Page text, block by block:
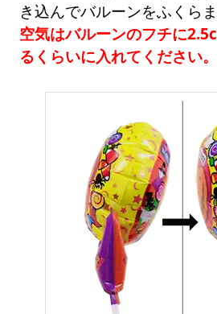
き込んでバルーンをふくら
空気はバルーンのフチに
るくらいに入れてください。